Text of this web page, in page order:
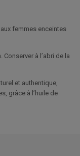
femmes enceintes
à l’abri de la
et authentique,
grâce à l’huile de